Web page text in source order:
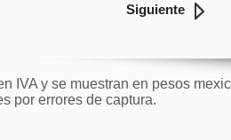
Siguiente
IVA y se muestran en pesos
por errores de captura.